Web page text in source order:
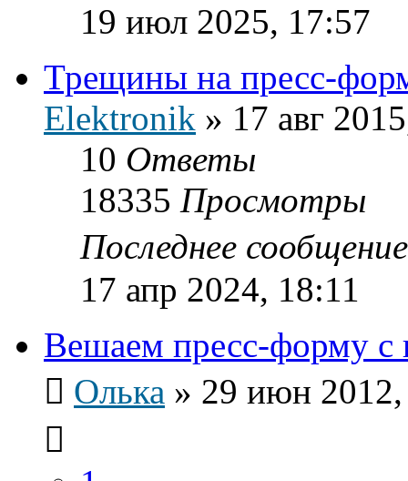
19 июл 2025, 17:57
Трещины на пресс-
Elektronik » 17 авг
10 Ответы
18335 Просмотры
Последнее
17 апр 2024, 18:11
Вешаем пресс-форму с
Олька » 29 июн